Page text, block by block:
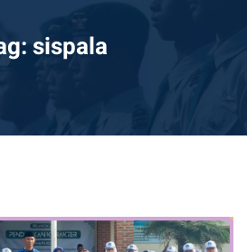
sispala